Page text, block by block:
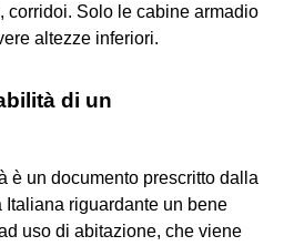
corridoi. Solo le cabine armadio
altezze inferiori.
di un
è un documento prescritto dalla
Italiana riguardante un bene
uso di abitazione, che viene